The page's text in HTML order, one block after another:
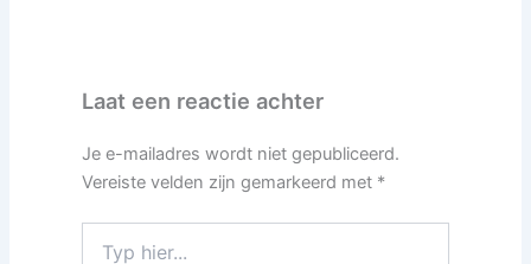
Laat een reactie achter
Je e-mailadres wordt niet gepubliceerd.
Vereiste velden zijn gemarkeerd met *
hier...